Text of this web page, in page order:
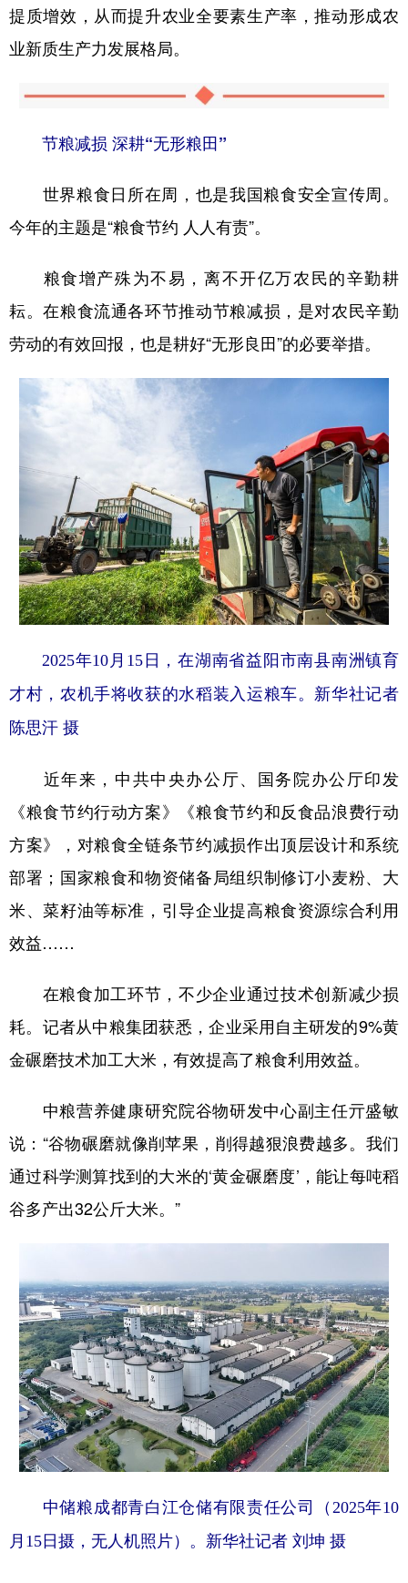
提质增效，从而提升农业全要素生产率，推动形成农
业新质生产力发展格局。
节粮减损 深耕“无形粮田”
世界粮食日所在周，也是我国粮食安全宣传周。
今年的主题是“粮食节约 人人有责”。
粮食增产殊为不易，离不开亿万农民的辛勤耕
耘。在粮食流通各环节推动节粮减损，是对农民辛勤
劳动的有效回报，也是耕好“无形良田”的必要举措。
2025年10月15日，在湖南省益阳市南县南洲镇育
才村，农机手将收获的水稻装入运粮车。新华社记者
陈思汗 摄
近年来，中共中央办公厅、国务院办公厅印发
《粮食节约行动方案》《粮食节约和反食品浪费行动
方案》，对粮食全链条节约减损作出顶层设计和系统
部署；国家粮食和物资储备局组织制修订小麦粉、大
米、菜籽油等标准，引导企业提高粮食资源综合利用
效益……
在粮食加工环节，不少企业通过技术创新减少损
耗。记者从中粮集团获悉，企业采用自主研发的9%黄
金碾磨技术加工大米，有效提高了粮食利用效益。
中粮营养健康研究院谷物研发中心副主任亓盛敏
说：“谷物碾磨就像削苹果，削得越狠浪费越多。我们
通过科学测算找到的大米的‘黄金碾磨度’，能让每吨稻
谷多产出32公斤大米。”
中储粮成都青白江仓储有限责任公司（2025年10
月15日摄，无人机照片）。新华社记者 刘坤 摄